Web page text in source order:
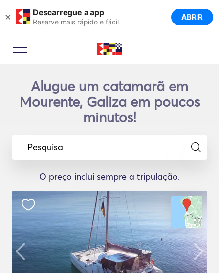
× Descarregue a app
Reserve mais rápido e fácil ABRIR
Alugue um catamarã em
Mourente, Galiza em poucos
minutos!
Pesquisa
O preço inclui sempre a tripulação.